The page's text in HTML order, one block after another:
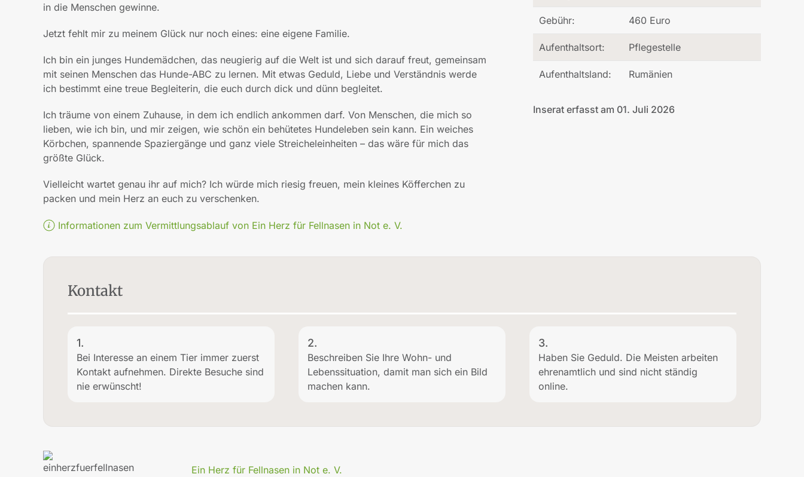
in die Menschen gewinne.
Jetzt fehlt mir zu meinem Glück nur noch eines: eine eigene Familie.
Ich bin ein junges Hundemädchen, das neugierig auf die Welt ist und sich darauf freut, gemeinsam
mit seinen Menschen das Hunde-ABC zu lernen. Mit etwas Geduld, Liebe und Verständnis werde
ich bestimmt eine treue Begleiterin, die euch durch dick und dünn begleitet.
Ich träume von einem Zuhause, in dem ich endlich ankommen darf. Von Menschen, die mich so
lieben, wie ich bin, und mir zeigen, wie schön ein behütetes Hundeleben sein kann. Ein weiches
Körbchen, spannende Spaziergänge und ganz viele Streicheleinheiten – das wäre für mich das
größte Glück.
Vielleicht wartet genau ihr auf mich? Ich würde mich riesig freuen, mein kleines Köfferchen zu
packen und mein Herz an euch zu verschenken.
Informationen zum Vermittlungsablauf von Ein Herz für Fellnasen in Not e. V.
Gebühr: 460 Euro
Aufenthaltsort: Pflegestelle
Aufenthaltsland: Rumänien
Inserat erfasst am 01. Juli 2026
Kontakt
1.
Bei Interesse an einem Tier immer zuerst
Kontakt aufnehmen. Direkte Besuche sind
nie erwünscht!
2.
Beschreiben Sie Ihre Wohn- und
Lebenssituation, damit man sich ein Bild
machen kann.
3.
Haben Sie Geduld. Die Meisten arbeiten
ehrenamtlich und sind nicht ständig
online.
Ein Herz für Fellnasen in Not e. V.